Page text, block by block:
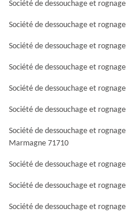
Société de dessouchage et
Société de dessouchage et
Société de dessouchage et
Société de dessouchage et
Société de dessouchage et
Société de dessouchage et
Société de dessouchage et
Marmagne 71710
Société de dessouchage et
Société de dessouchage et
Société de dessouchage et